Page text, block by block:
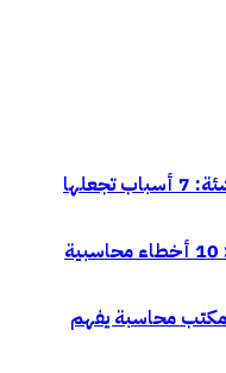
أهمية القوائم المالية للمشاريع الناشئة: 7 أسباب تجعلها
لا تخسر التمويل بسبب هفوات مالية: 10 أخطاء محاسبية
مكتب محاسبة يفهم